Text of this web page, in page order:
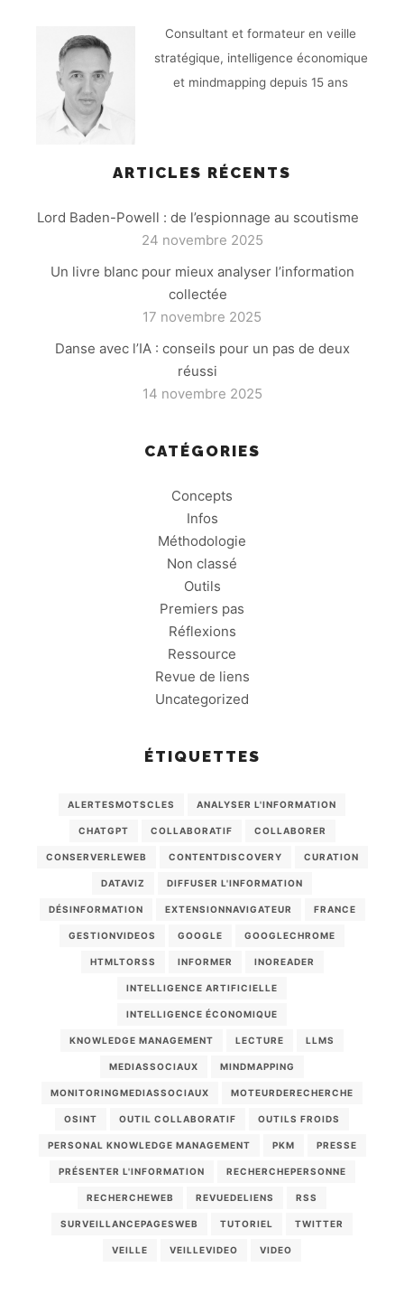
Consultant et formateur en veille
stratégique, intelligence économique
et mindmapping depuis 15 ans
ARTICLES RÉCENTS
Lord Baden-Powell : de l’espionnage au scoutisme
24 novembre 2025
Un livre blanc pour mieux analyser l’information
collectée
17 novembre 2025
Danse avec l’IA : conseils pour un pas de deux
réussi
14 novembre 2025
CATÉGORIES
Concepts
Infos
Méthodologie
Non classé
Outils
Premiers pas
Réflexions
Ressource
Revue de liens
Uncategorized
ÉTIQUETTES
ALERTESMOTSCLES ANALYSER L'INFORMATION
CHATGPT COLLABORATIF COLLABORER
CONSERVERLEWEB CONTENTDISCOVERY CURATION
DATAVIZ DIFFUSER L'INFORMATION
DÉSINFORMATION EXTENSIONNAVIGATEUR FRANCE
GESTIONVIDEOS GOOGLE GOOGLECHROME
HTMLTORSS INFORMER INOREADER
INTELLIGENCE ARTIFICIELLE
INTELLIGENCE ÉCONOMIQUE
KNOWLEDGE MANAGEMENT LECTURE LLMS
MEDIASSOCIAUX MINDMAPPING
MONITORINGMEDIASSOCIAUX MOTEURDERECHERCHE
OSINT OUTIL COLLABORATIF OUTILS FROIDS
PERSONAL KNOWLEDGE MANAGEMENT PKM PRESSE
PRÉSENTER L'INFORMATION RECHERCHEPERSONNE
RECHERCHEWEB REVUEDELIENS RSS
SURVEILLANCEPAGESWEB TUTORIEL TWITTER
VEILLE VEILLEVIDEO VIDEO